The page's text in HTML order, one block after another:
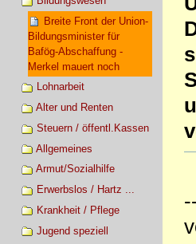
Breite Front der Union-
Bildungsminister für
Bafög-Abschaffung -
Merkel mauert noch
Lohnarbeit
Alter und Renten
Steuern / öffentl.Kassen
Allgemeines
Armut/Sozialhilfe
Erwerbslos / Hartz ...
Krankheit / Pflege
Jugend speziell